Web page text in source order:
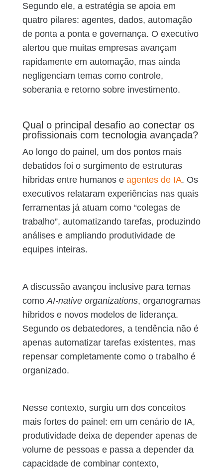
Segundo ele, a estratégia se apoia em
quatro pilares: agentes, dados, automação
de ponta a ponta e governança. O executivo
alertou que muitas empresas avançam
rapidamente em automação, mas ainda
negligenciam temas como controle,
soberania e retorno sobre investimento.
Qual o principal desafio ao conectar os
profissionais com tecnologia avançada?
Ao longo do painel, um dos pontos mais
debatidos foi o surgimento de estruturas
híbridas entre humanos e agentes de IA. Os
executivos relataram experiências nas quais
ferramentas já atuam como “colegas de
trabalho”, automatizando tarefas, produzindo
análises e ampliando produtividade de
equipes inteiras.
A discussão avançou inclusive para temas
como AI-native organizations, organogramas
híbridos e novos modelos de liderança.
Segundo os debatedores, a tendência não é
apenas automatizar tarefas existentes, mas
repensar completamente como o trabalho é
organizado.
Nesse contexto, surgiu um dos conceitos
mais fortes do painel: em um cenário de IA,
produtividade deixa de depender apenas de
volume de pessoas e passa a depender da
capacidade de combinar contexto,